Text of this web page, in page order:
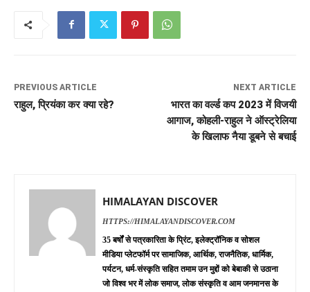
PREVIOUS ARTICLE
राहुल, प्रियंका कर क्या रहे?
NEXT ARTICLE
भारत का वर्ल्ड कप 2023 में विजयी
आगाज, कोहली-राहुल ने ऑस्ट्रेलिया
के खिलाफ नैया डूबने से बचाई
HIMALAYAN DISCOVER
HTTPS://HIMALAYANDISCOVER.COM
35 बर्षों से पत्रकारिता के प्रिंट, इलेक्ट्रॉनिक व सोशल
मीडिया प्लेटफॉर्म पर सामाजिक, आर्थिक, राजनैतिक, धार्मिक,
पर्यटन, धर्म-संस्कृति सहित तमाम उन मुद्दों को बेबाकी से उठाना
जो विश्व भर में लोक समाज, लोक संस्कृति व आम जनमानस के